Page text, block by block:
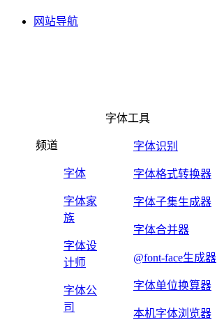
网站导航
频道
字体
字体家
族
字体设
计师
字体公
司
字体工具
字体识别
字体格式转换器
字体子集生成器
字体合并器
@font-face生成器
字体单位换算器
本机字体浏览器